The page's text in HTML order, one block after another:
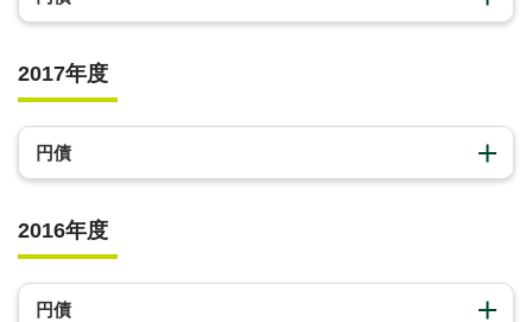
2017年度
円債
2016年度
円債